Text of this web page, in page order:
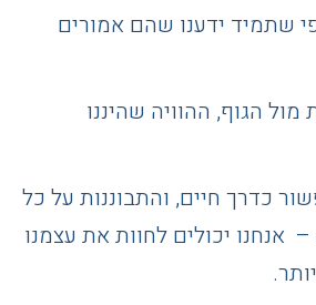
שתמיד ידענו שהם אמורים
הגוף, ההוויה שהיננו
כדרך חיים, והתבוננות על כל
אנחנו יכולים לחוות את עצמנו